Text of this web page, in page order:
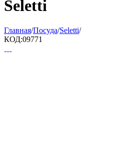
Seletti
Главная/Посуда/Seletti/
КОД:09771